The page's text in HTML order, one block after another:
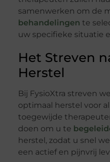
samenwerken om de
behandelingen te
uw specifieke situatie
Het Streven
Herstel
Bij FysioXtra streven
optimaal herstel voor
toegewijde
doen om u te
herstel, zodat u snel
een actief en pijnvrij